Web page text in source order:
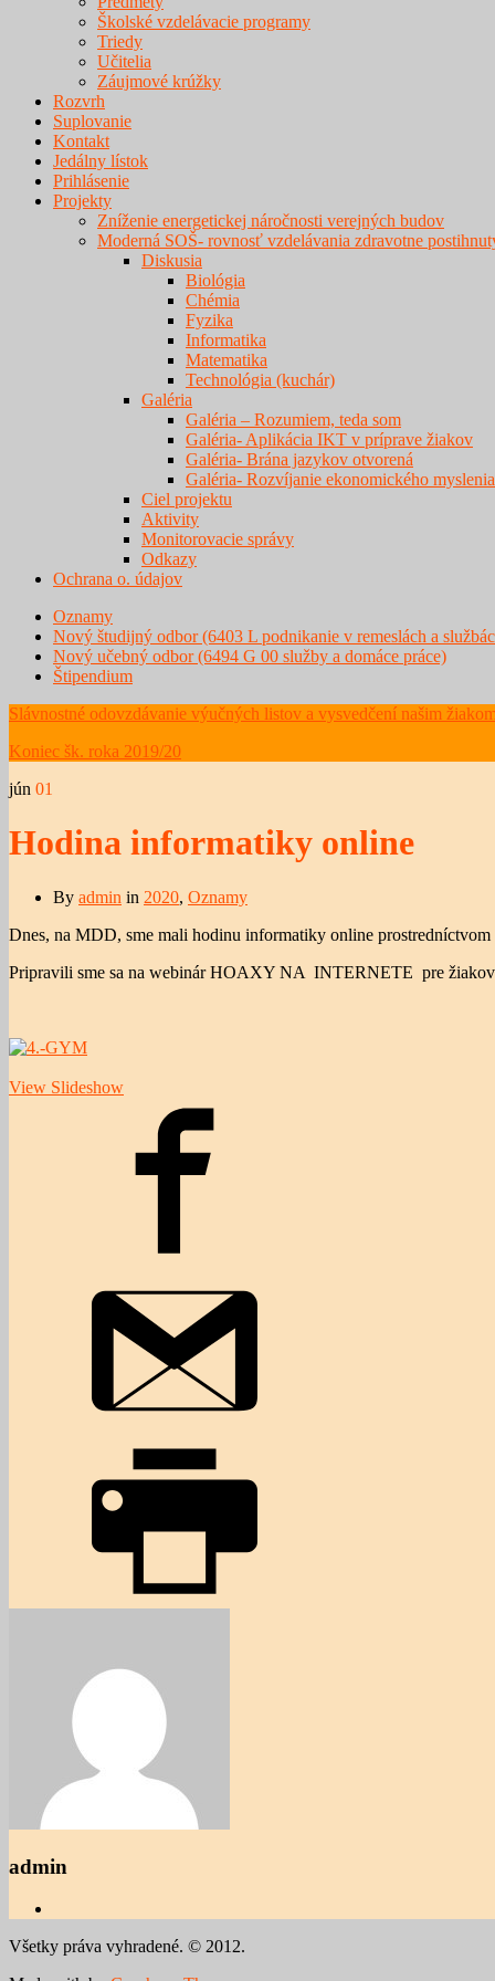
Školské vzdelávacie programy
Triedy
Učitelia
Záujmové krúžky
Rozvrh
Suplovanie
Kontakt
Jedálny lístok
Prihlásenie
Projekty
Zníženie energetickej náročnosti verejných budov
Moderná SOŠ- rovnosť vzdelávania zdravotne
Diskusia
Biológia
Chémia
Fyzika
Informatika
Matematika
Technológia (kuchár)
Galéria
Galéria – Rozumiem, teda som
Galéria- Aplikácia IKT v príprave žiakov
Galéria- Brána jazykov otvorená
Galéria- Rozvíjanie ekonomického myslenia
Ciel projektu
Aktivity
Monitorovacie správy
Odkazy
Ochrana o. údajov
Oznamy
Nový študijný odbor (6403 L podnikanie v remeslách a
Nový učebný odbor (6494 G 00 služby a domáce práce)
Štipendium
Slávnostné odovzdávanie výučných listov a vysvedčení našim
Koniec šk. roka 2019/20
jún 01
Hodina informatiky online
By admin in 2020, Oznamy
Dnes, na MDD, sme mali hodinu informatiky online
Pripravili sme sa na webinár HOAXY NA INTERNETE pre žiakov
View Slideshow
admin
Všetky práva vyhradené. © 2012.